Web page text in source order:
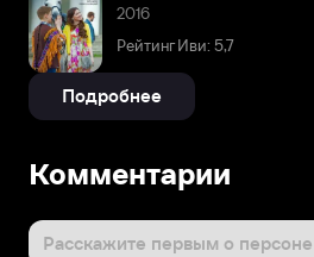
2016
Рейтинг Иви: 5,7
Подробнее
Комментарии
Расскажите первым о персоне